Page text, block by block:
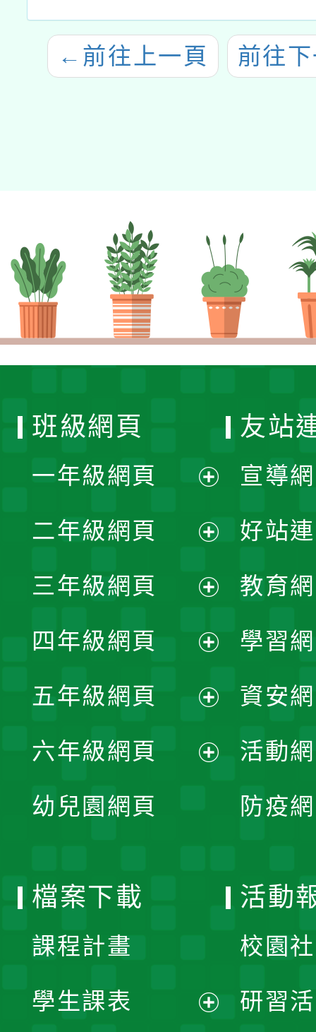
← 前往上一頁 前往
班級網頁
一年級網頁
開
選
單
二年級網頁
開
選
單
三年級網頁
開
選
單
四年級網頁
開
選
五年級網頁
開
六年級網頁
幼兒園網頁
友站
宣導
好站
教育
學習
資安
活動
防疫
檔案下載
課程計畫
學生課表
活動
校園
研習